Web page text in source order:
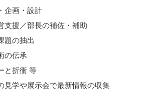
企画・設計
支援／部長の補佐・補助
題の抽出
の伝承
と折衝 等
見学や展示会で最新情報の収集